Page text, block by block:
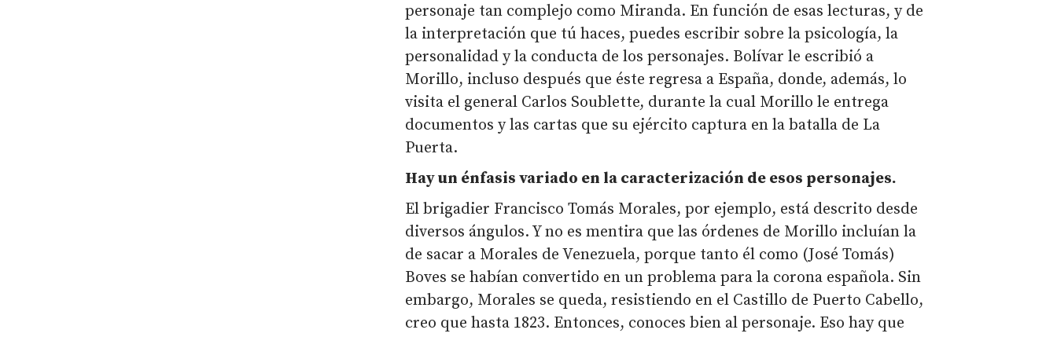
personaje tan complejo como Miranda. En función de esas lecturas, y de
la interpretación que tú haces, puedes escribir sobre la psicología, la
personalidad y la conducta de los personajes. Bolívar le escribió a
Morillo, incluso después que éste regresa a España, donde, además, lo
visita el general Carlos Soublette, durante la cual Morillo le entrega
documentos y las cartas que su ejército captura en la batalla de La
Puerta.
Hay un énfasis variado en la caracterización de esos personajes.
El brigadier Francisco Tomás Morales, por ejemplo, está descrito desde
diversos ángulos. Y no es mentira que las órdenes de Morillo incluían la
de sacar a Morales de Venezuela, porque tanto él como (José Tomás)
Boves se habían convertido en un problema para la corona española. Sin
embargo, Morales se queda, resistiendo en el Castillo de Puerto Cabello,
creo que hasta 1823. Entonces, conoces bien al personaje. Eso hay que